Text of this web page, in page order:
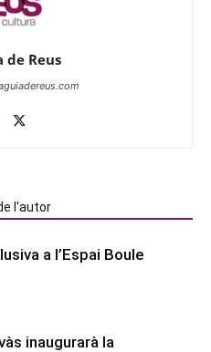
de Reus
l'autor
a l’Espai Boule
inaugurarà la